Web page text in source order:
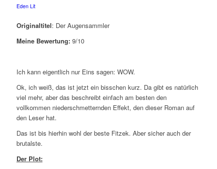
Eden Lit
Originaltitel: Der Augensammler
Meine Bewertung: 9/10
Ich kann eigentlich nur Eins sagen: WOW.
Ok, ich weiß, das ist jetzt ein bisschen kurz. Da gibt es natürlich
viel mehr, aber das beschreibt einfach am besten den
vollkommen niederschmetternden Effekt, den dieser Roman auf
den Leser hat.
Das ist bis hierhin wohl der beste Fitzek. Aber sicher auch der
brutalste.
Der Plot: